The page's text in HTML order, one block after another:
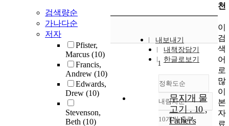
검색량순
가나다순
저자
Pfister,
Marcus (10)
Francis,
Andrew (10)
Edwards,
Drew (10)
Stevenson,
Beth (10)
내보내기
내책장담기
한글로보기
정확도순
정확도
순
내림차순
내림차순
10개씩 출력
1
무지개 물
고기 . 10 ,
Father's
천
이
검
색
어
로
많
이
본
자
료